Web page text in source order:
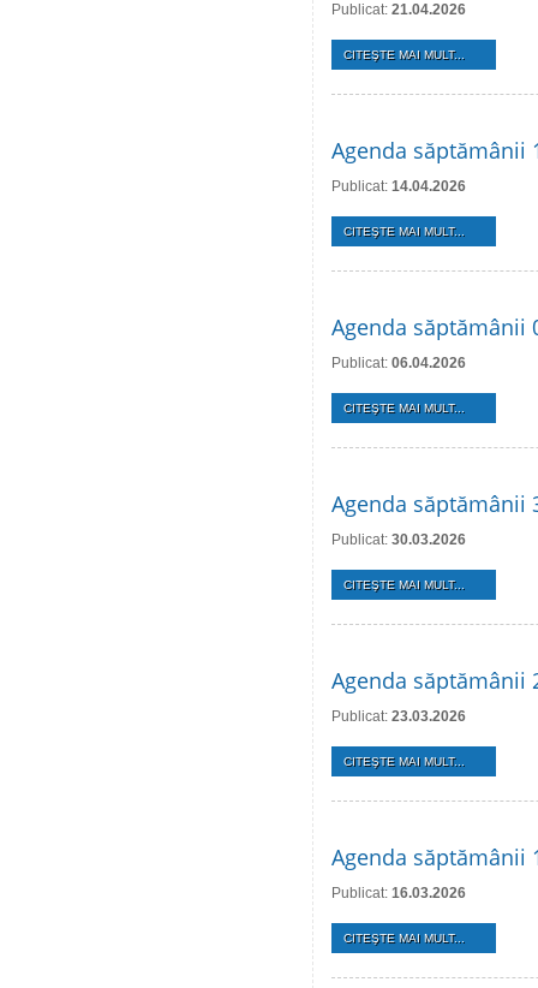
Publicat: 21.04.2026
CITEŞTE MAI MULT...
Agenda săptămânii
Publicat: 14.04.2026
CITEŞTE MAI MULT...
Agenda săptămânii
Publicat: 06.04.2026
CITEŞTE MAI MULT...
Agenda săptămânii
Publicat: 30.03.2026
CITEŞTE MAI MULT...
Agenda săptămânii
Publicat: 23.03.2026
CITEŞTE MAI MULT...
Agenda săptămânii
Publicat: 16.03.2026
CITEŞTE MAI MULT...